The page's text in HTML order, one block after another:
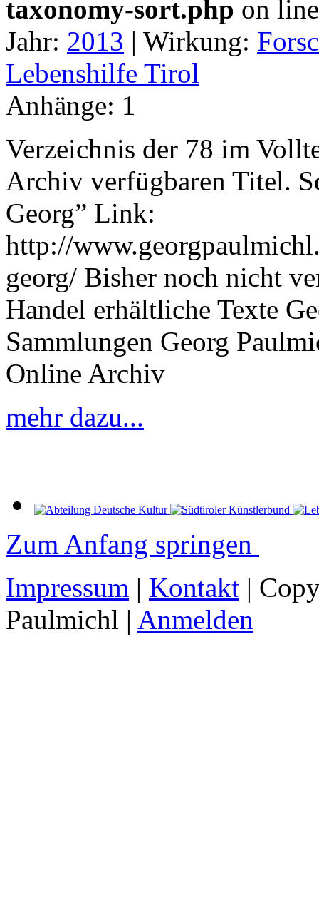
taxonomy-sort.php on
Jahr: 2013 | Wirkung:
Lebenshilfe Tirol
Anhänge: 1
Verzeichnis der 78 im
Archiv verfügbaren Titel.
Georg” Link:
http://
georg/ Bisher noch nicht
Handel erhältliche Texte
Sammlungen Georg
Online Archiv
mehr dazu...
Zum Anfang springen
Impressum | Kontakt |
Paulmichl | Anmelden